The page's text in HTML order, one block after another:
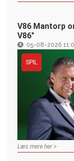
V86 Mantorp
V86"
05-08-2026
SPIL
Læs mere her >